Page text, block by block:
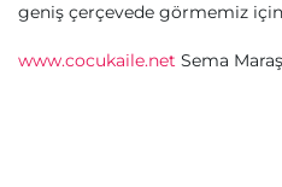
geniş çerçevede görmemiz
www.cocukaile.net Sema